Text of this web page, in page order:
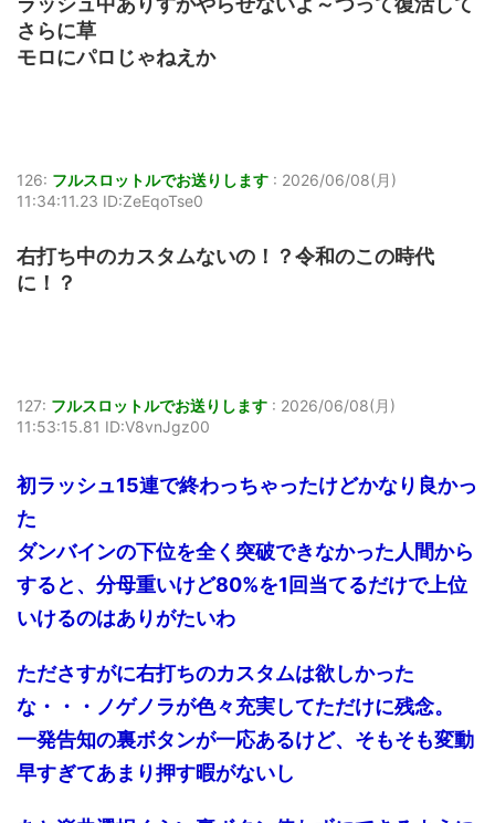
さらに草
モロにパロじゃねえか
126: フルスロットルでお送りします : 2026/06/08(月)
11:34:11.23 ID:ZeEqoTse0
右打ち中のカスタムないの！？令和のこの時代
に！？
127: フルスロットルでお送りします : 2026/06/08(月)
11:53:15.81 ID:V8vnJgz00
初ラッシュ15連で終わっちゃったけどかなり良かっ
た
ダンバインの下位を全く突破できなかった人間から
すると、分母重いけど80%を1回当てるだけで上位
いけるのはありがたいわ
たださすがに右打ちのカスタムは欲しかった
な・・・ノゲノラが色々充実してただけに残念。
一発告知の裏ボタンが一応あるけど、そもそも変動
早すぎてあまり押す暇がないし